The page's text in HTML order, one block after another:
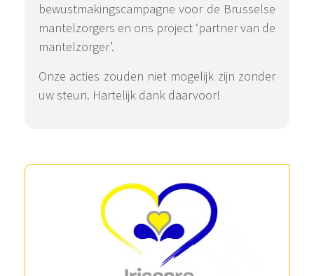
bewustmakingscampagne voor de Brusselse
mantelzorgers en ons project ‘partner van de
mantelzorger’.
Onze acties zouden niet mogelijk zijn zonder
uw steun. Hartelijk dank daarvoor!